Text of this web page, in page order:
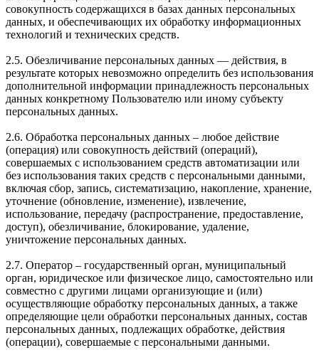
совокупность содержащихся в базах данных персональных
данных, и обеспечивающих их обработку информационных
технологий и технических средств.
2.5. Обезличивание персональных данных — действия, в
результате которых невозможно определить без использования
дополнительной информации принадлежность персональных
данных конкретному Пользователю или иному субъекту
персональных данных.
2.6. Обработка персональных данных – любое действие
(операция) или совокупность действий (операций),
совершаемых с использованием средств автоматизации или
без использования таких средств с персональными данными,
включая сбор, запись, систематизацию, накопление, хранение,
уточнение (обновление, изменение), извлечение,
использование, передачу (распространение, предоставление,
доступ), обезличивание, блокирование, удаление,
уничтожение персональных данных.
2.7. Оператор – государственный орган, муниципальный
орган, юридическое или физическое лицо, самостоятельно или
совместно с другими лицами организующие и (или)
осуществляющие обработку персональных данных, а также
определяющие цели обработки персональных данных, состав
персональных данных, подлежащих обработке, действия
(операции), совершаемые с персональными данными.